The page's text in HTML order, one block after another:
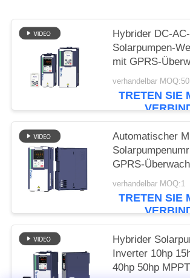
Hybrider DC-
Solarpumpen-
mit GPRS-
verhandelbar
TRETEN SIE
Automatischer
GPRS-
verhandelbar MOQ:1
TRETEN SIE
Hybrider
Inverter 10hp
40hp 50hp